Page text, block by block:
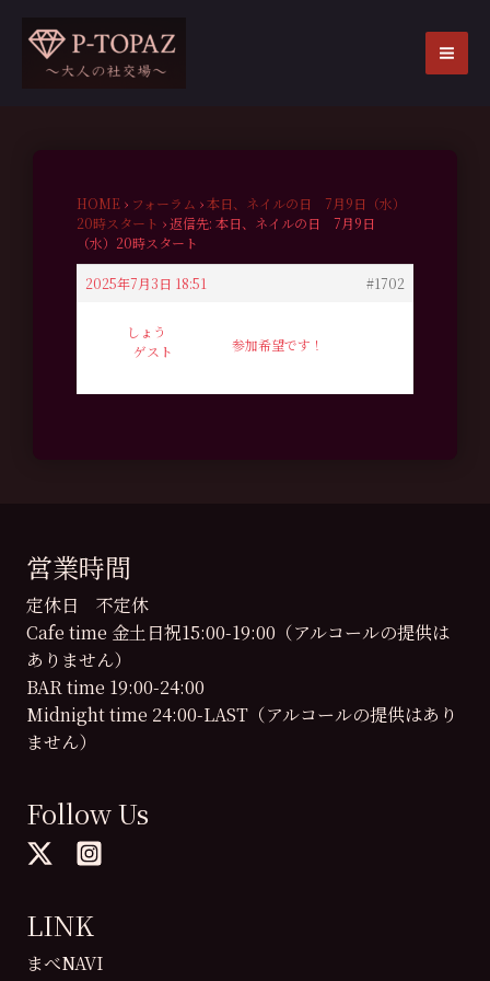
HOME › フォーラム ›本日、ネイルの日 7月9日（水）
20時スタート ›返信先: 本日、ネイルの日 7月9日
（水）20時スタート
2025年7月3日 18:51 #1702
しょう
ゲスト
参加希望です！
営業時間
定休日 不定休
Cafe time 金土日祝15:00-19:00（アルコールの提供は
ありません）
BAR time 19:00-24:00
Midnight time 24:00-LAST（アルコールの提供はあり
ません）
Follow Us
LINK
まべNAVI